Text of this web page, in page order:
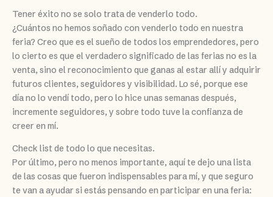
Tener éxito no se solo trata de venderlo todo.
¿Cuántos no hemos soñado con venderlo todo en nuestra
feria? Creo que es el sueño de todos los emprendedores, pero
lo cierto es que el verdadero significado de las ferias no es la
venta, sino el reconocimiento que ganas al estar allí y adquirir
futuros clientes, seguidores y visibilidad. Lo sé, porque ese
día no lo vendí todo, pero lo hice unas semanas después,
incremente seguidores, y sobre todo tuve la confianza de
creer en mí.
Check list de todo lo que necesitas.
Por último, pero no menos importante, aquí te dejo una lista
de las cosas que fueron indispensables para mí, y que seguro
te van a ayudar si estás pensando en participar en una feria: